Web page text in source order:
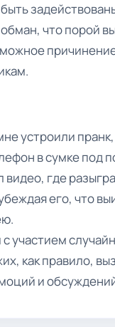
что порой
устроили
в сумке под
видео, где
его, что
участием
как правило,
и